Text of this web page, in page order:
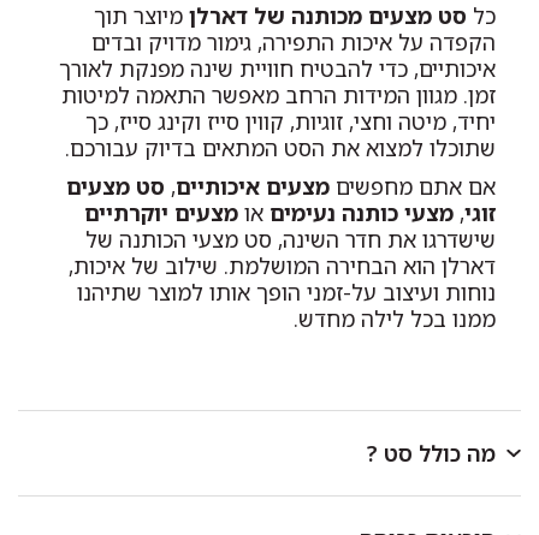
כל סט מצעים מכותנה של דארלן מיוצר תוך
הקפדה על איכות התפירה, גימור מדויק ובדים
איכותיים, כדי להבטיח חוויית שינה מפנקת לאורך
זמן. מגוון המידות הרחב מאפשר התאמה למיטות
יחיד, מיטה וחצי, זוגיות, קווין סייז וקינג סייז, כך
שתוכלו למצוא את הסט המתאים בדיוק עבורכם.
אם אתם מחפשים מצעים איכותיים, סט מצעים
זוגי, מצעי כותנה נעימים או מצעים יוקרתיים
שישדרגו את חדר השינה, סט מצעי הכותנה של
דארלן הוא הבחירה המושלמת. שילוב של איכות,
נוחות ועיצוב על-זמני הופך אותו למוצר שתיהנו
ממנו בכל לילה מחדש.
מה כולל סט ?